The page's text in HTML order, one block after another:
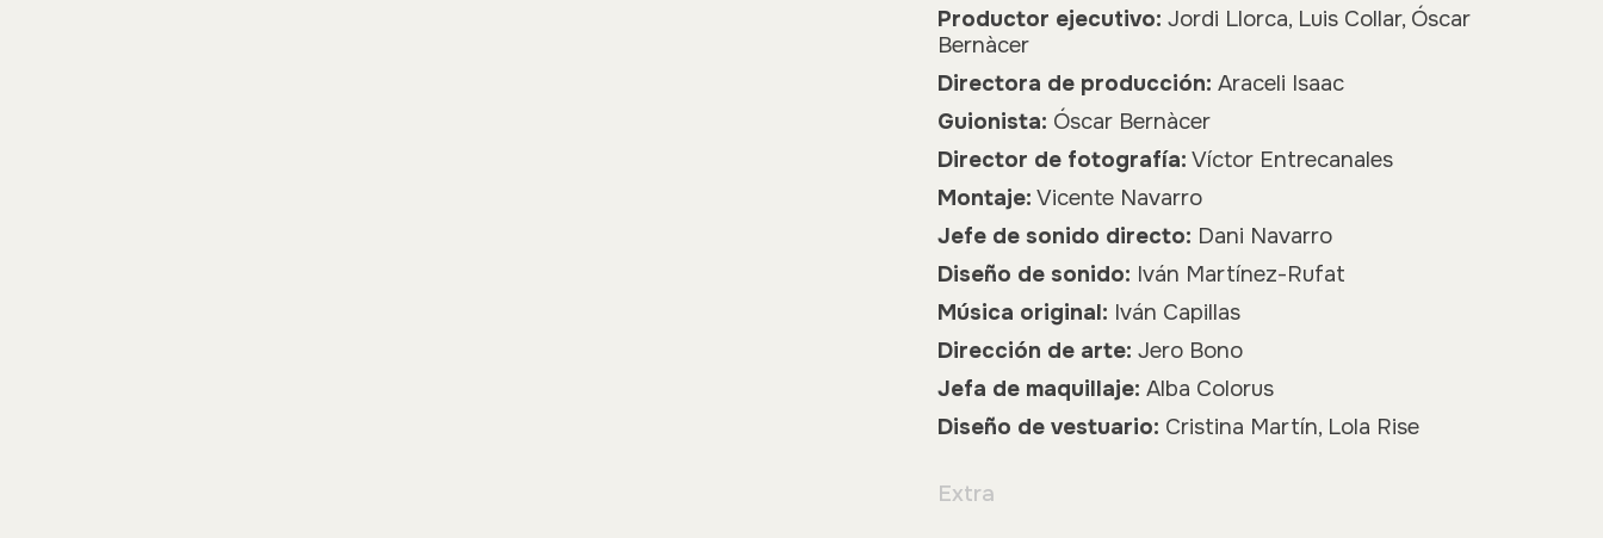
Productor ejecutivo: Jordi Llorca, Luis Collar, Óscar
Bernàcer
Directora de producción: Araceli Isaac
Guionista: Óscar Bernàcer
Director de fotografía: Víctor Entrecanales
Montaje: Vicente Navarro
Jefe de sonido directo: Dani Navarro
Diseño de sonido: Iván Martínez-Rufat
Música original: Iván Capillas
Dirección de arte: Jero Bono
Jefa de maquillaje: Alba Colorus
Diseño de vestuario: Cristina Martín, Lola Rise
Extra